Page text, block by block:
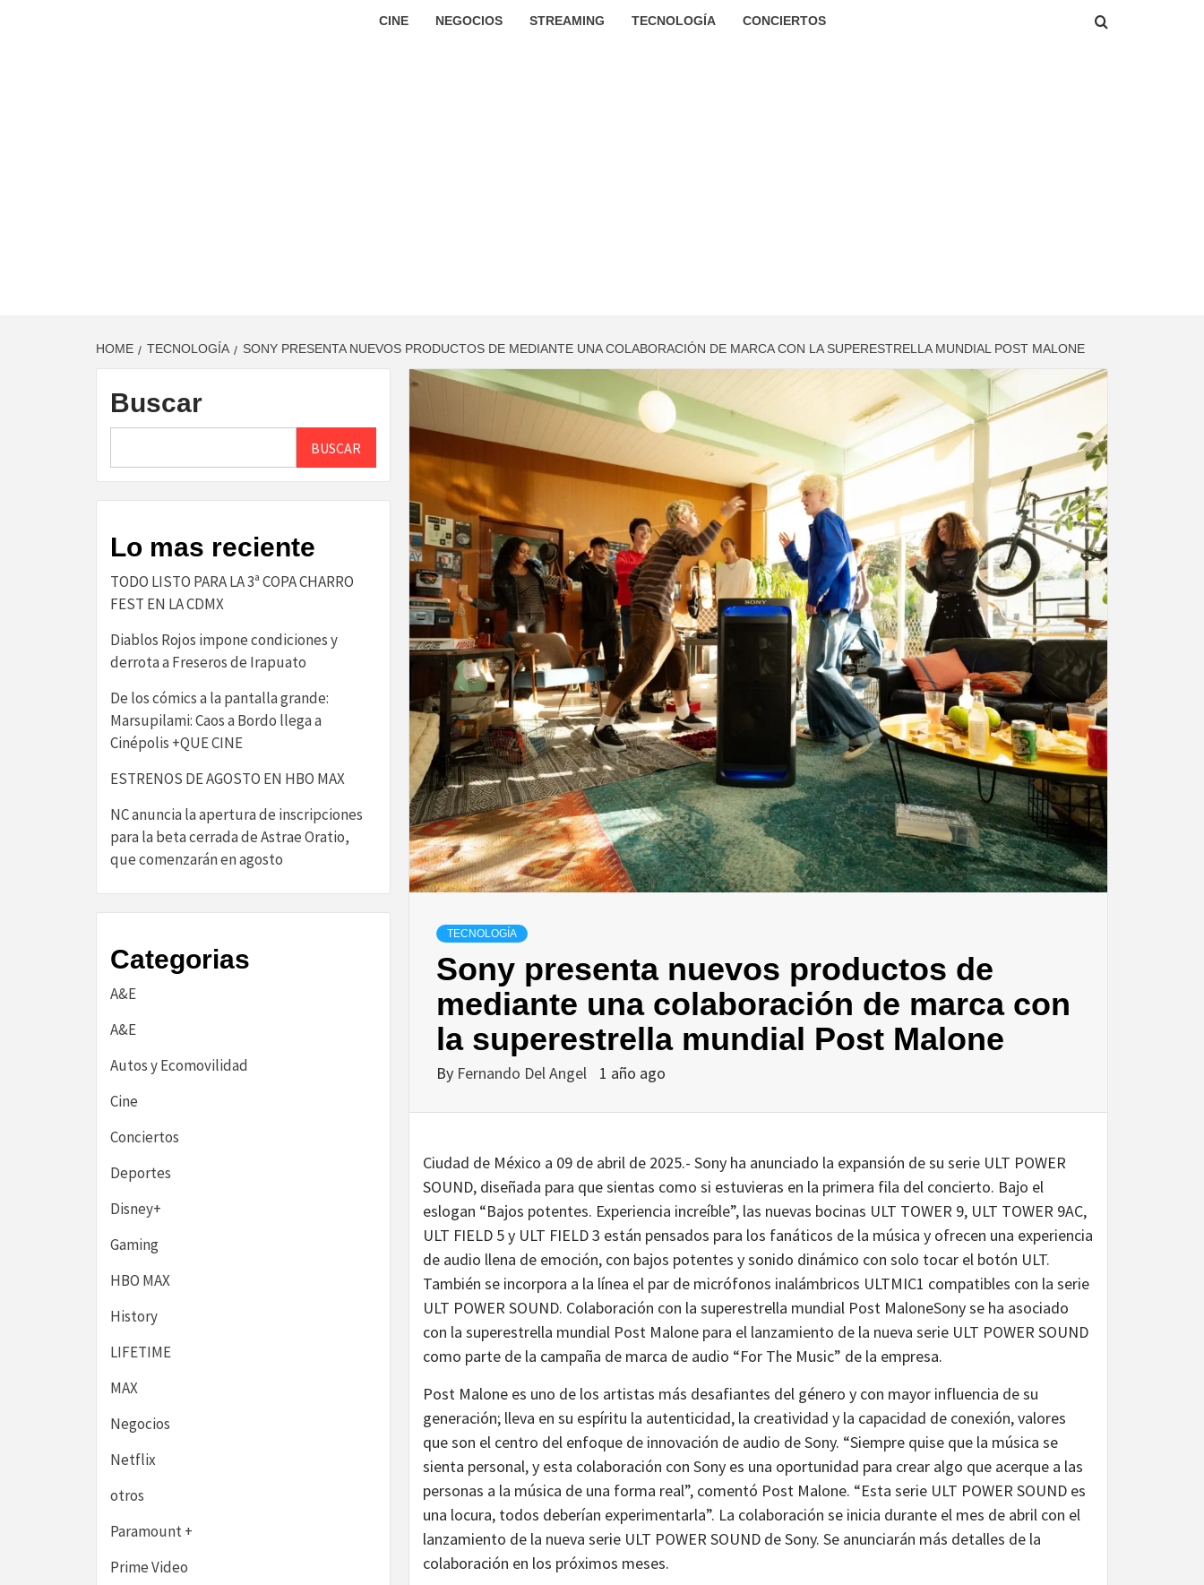
CINE NEGOCIOS STREAMING TECNOLOGÍA CONCIERTOS
HOME TECNOLOGÍA SONY PRESENTA NUEVOS PRODUCTOS DE MEDIANTE UNA COLABORACIÓN DE MARCA CON LA SUPERESTRELLA MUNDIAL POST MALONE
TECNOLOGÍA
Sony presenta nuevos productos de
mediante una colaboración de marca con
la superestrella mundial Post Malone
By Fernando Del Angel 1 año ago
Ciudad de México a 09 de abril de 2025.- Sony ha anunciado la expansión de su serie ULT POWER
SOUND, diseñada para que sientas como si estuvieras en la primera fila del concierto. Bajo el
eslogan “Bajos potentes. Experiencia increíble”, las nuevas bocinas ULT TOWER 9, ULT TOWER 9AC,
ULT FIELD 5 y ULT FIELD 3 están pensados para los fanáticos de la música y ofrecen una experiencia
de audio llena de emoción, con bajos potentes y sonido dinámico con solo tocar el botón ULT.
También se incorpora a la línea el par de micrófonos inalámbricos ULTMIC1 compatibles con la serie
ULT POWER SOUND. Colaboración con la superestrella mundial Post MaloneSony se ha asociado
con la superestrella mundial Post Malone para el lanzamiento de la nueva serie ULT POWER SOUND
como parte de la campaña de marca de audio “For The Music” de la empresa.
Post Malone es uno de los artistas más desafiantes del género y con mayor influencia de su
generación; lleva en su espíritu la autenticidad, la creatividad y la capacidad de conexión, valores
que son el centro del enfoque de innovación de audio de Sony. “Siempre quise que la música se
sienta personal, y esta colaboración con Sony es una oportunidad para crear algo que acerque a las
personas a la música de una forma real”, comentó Post Malone. “Esta serie ULT POWER SOUND es
una locura, todos deberían experimentarla”. La colaboración se inicia durante el mes de abril con el
lanzamiento de la nueva serie ULT POWER SOUND de Sony. Se anunciarán más detalles de la
colaboración en los próximos meses.
Buscar
BUSCAR
Lo mas reciente
TODO LISTO PARA LA 3ª COPA CHARRO
FEST EN LA CDMX
Diablos Rojos impone condiciones y
derrota a Freseros de Irapuato
De los cómics a la pantalla grande:
Marsupilami: Caos a Bordo llega a
Cinépolis +QUE CINE
ESTRENOS DE AGOSTO EN HBO MAX
NC anuncia la apertura de inscripciones
para la beta cerrada de Astrae Oratio,
que comenzarán en agosto
Categorias
A&E
A&E
Autos y Ecomovilidad
Cine
Conciertos
Deportes
Disney+
Gaming
HBO MAX
History
LIFETIME
MAX
Negocios
Netflix
otros
Paramount +
Prime Video